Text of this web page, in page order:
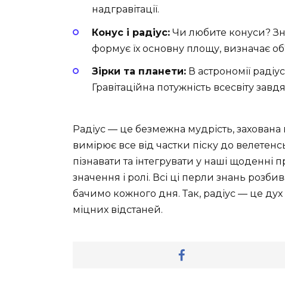
надгравітації.
Конус і радіус: Чи любите конуси?
формує їх основну площу, визначає
Зірки та планети: В астрономії
Гравітаційна потужність всесвіту
Радіус — це безмежна мудрість, захована
вимірює все від частки піску до
пізнавати та інтегрувати у наші
значення і ролі. Всі ці перли знань
бачимо кожного дня. Так, радіус — це дух
міцних відстаней.